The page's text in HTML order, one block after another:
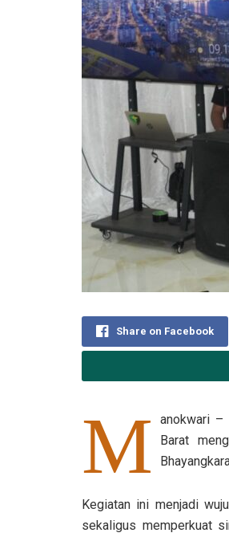
Share on Facebook
M
anokwari –
Barat
Kegiatan ini menjadi
sekaligus memperkuat